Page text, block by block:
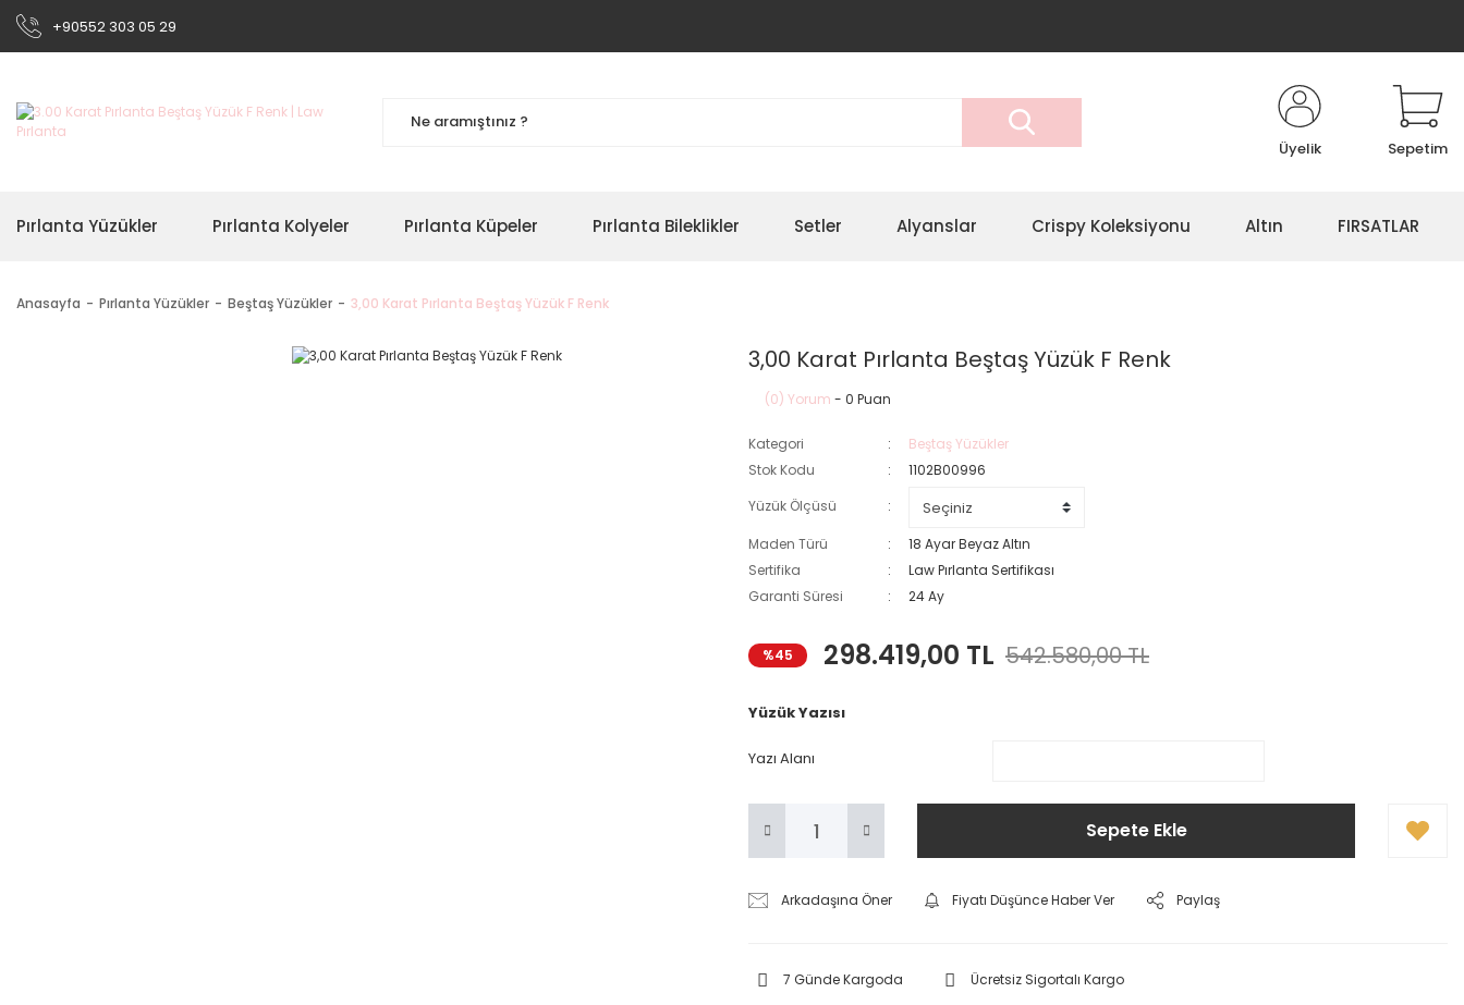
+90552 303 05 29
Üyelik Sepetim
Pırlanta Yüzükler Pırlanta Kolyeler Pırlanta Küpeler Pırlanta Bileklikler Setler Alyanslar Crispy Koleksiyonu Altın FIRSATLAR
Anasayfa Pırlanta Yüzükler Beştaş Yüzükler 3,00 Karat Pırlanta Beştaş Yüzük F Renk
3,00 Karat Pırlanta Beştaş Yüzük F Renk
(0) Yorum - 0 Puan
Kategori
Beştaş Yüzükler
Stok Kodu
1102B00996
Yüzük Ölçüsü
Maden Türü
18 Ayar Beyaz Altın
Sertifika
Law Pırlanta Sertifikası
Garanti Süresi
24 Ay
%45 298.419,00 TL 542.580,00 TL
Yüzük Yazısı
Yazı Alanı
Sepete Ekle
Arkadaşına Öner Fiyatı Düşünce Haber Ver Paylaş
7 Günde Kargoda Ücretsiz Sigortalı Kargo